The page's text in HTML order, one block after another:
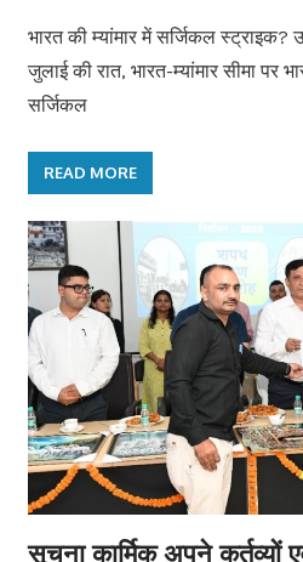
भारत की म्यांमार में सर्जिकल स्ट्राइक?
जुलाई की रात, भारत-म्यांमार सीमा पर
सर्जिकल
READ MORE
सूचना कार्मिक अपने कर्तव्यों